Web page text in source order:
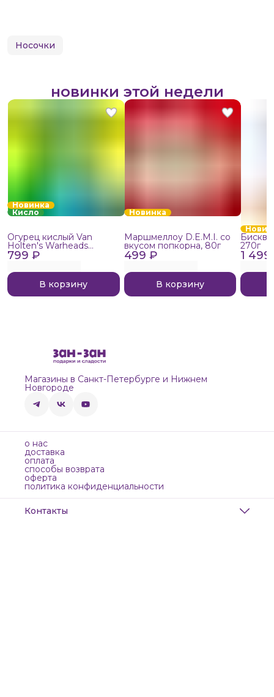
Носочки
новинки этой недели
Новинка
Кисло
799 ₽
Огурец кислый Van
Holten's Warheads
Extreme Sour, 140г
В корзину
Новинка
499 ₽
Маршмеллоу D.E.M.I. со
вкусом попкорна, 80г
В корзину
1
270г
Магазины в Санкт-Петербурге и Нижнем
Новгороде
о нас
доставка
оплата
способы возврата
оферта
политика конфиденциальности
Контакты